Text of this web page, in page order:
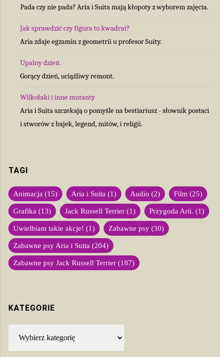
Pada czy nie pada? Aria i Suita mają kłopoty z wyborem zajęcia.
Jak sprawdzić czy figura to kwadrat?
Aria zdaje egzamin z geometrii u profesor Suity.
Upalny dzień.
Gorący dzień, uciążliwy remont.
Wilkołaki i inne mutanty
Aria i Suita szczekają o pomyśle na bestiariusz - słownik postaci
i stworów z bajek, legend, mitów, i religii.
TAGI
Animacja (15) Aria i Suita (1) Audio (2) Film (25)
Grafika (13) Jack Russell Terrier (1) Przygoda Arii. (1)
Uwielbiam takie akcje! (1) Zabawne psy (30)
Zabawne psy Aria i Suita (204)
Zabawne psy Jack Russell Terrier (187)
KATEGORIE